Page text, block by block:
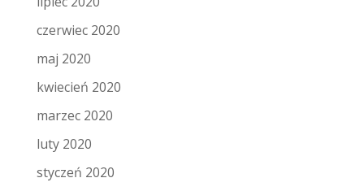
czerwiec 2020
maj 2020
kwiecień 2020
marzec 2020
luty 2020
styczeń 2020